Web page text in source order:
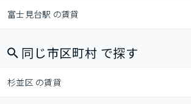
富士見台駅 の賃貸
同じ市区町村 で探す
杉並区 の賃貸